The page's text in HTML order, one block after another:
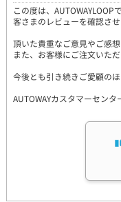
この度は、
客さまのレビューを確認させ
頂いた貴重なご意見やご感
また、お客様にご注文いた
今後とも引き続きご愛顧の
AUTOWAYカスタマーセンタ